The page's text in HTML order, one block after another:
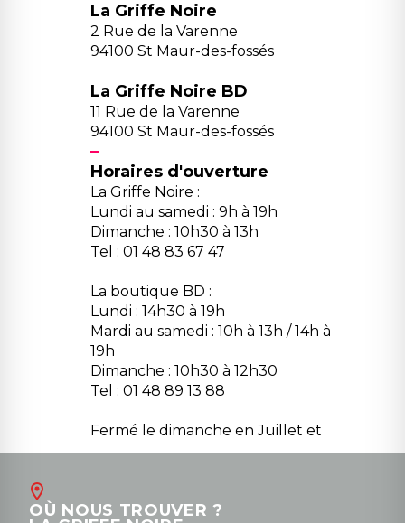
La Griffe Noire
2 Rue de la Varenne
94100 St Maur-des-fossés
La Griffe Noire BD
11 Rue de la Varenne
94100 St Maur-des-fossés
Horaires d'ouverture
La Griffe Noire :
Lundi au samedi : 9h à 19h
Dimanche : 10h30 à 13h
Tel : 01 48 83 67 47
La boutique BD :
Lundi : 14h30 à 19h
Mardi au samedi : 10h à 13h / 14h à
19h
Dimanche : 10h30 à 12h30
Tel : 01 48 89 13 88
Fermé le dimanche en Juillet et
Août
contact@la-griffe-noire.com
OÙ NOUS TROUVER ?